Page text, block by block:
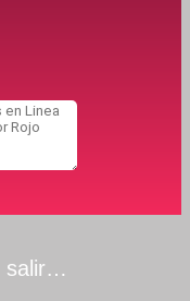
salir…